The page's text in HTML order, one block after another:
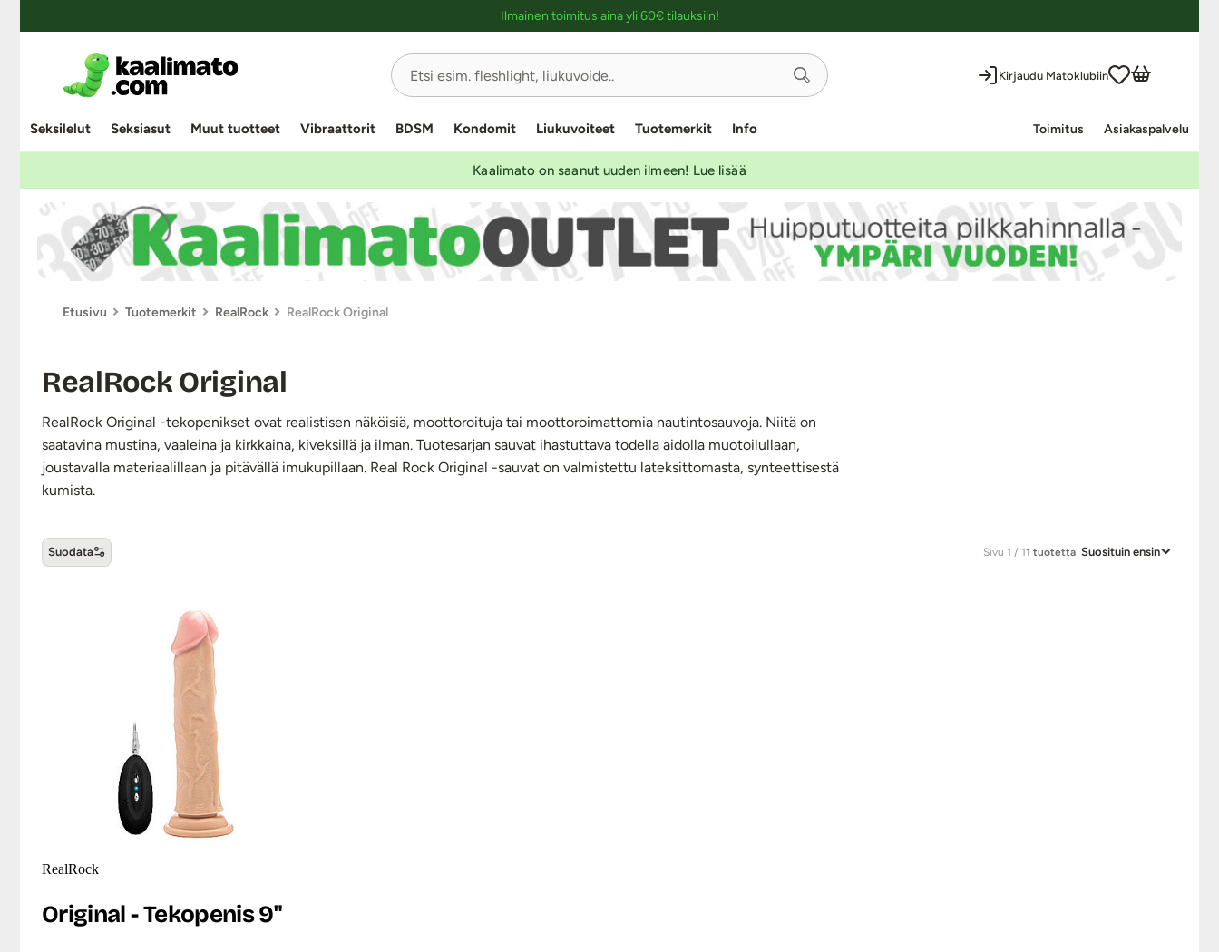
Ilmainen toimitus aina yli 60€ tilauksiin!
Kirjaudu Matoklubiin
Seksilelut Seksiasut Muut tuotteet Vibraattorit BDSM Kondomit Liukuvoiteet Tuotemerkit Info Toimitus Asiakaspalvelu
Kaalimato on saanut uuden ilmeen! Lue lisää
Etusivu Tuotemerkit RealRock RealRock Original
RealRock Original
RealRock Original -tekopenikset ovat realistisen näköisiä, moottoroituja tai moottoroimattomia nautintosauvoja. Niitä on
saatavina mustina, vaaleina ja kirkkaina, kiveksillä ja ilman. Tuotesarjan sauvat ihastuttava todella aidolla muotoilullaan,
joustavalla materiaalillaan ja pitävällä imukupillaan. Real Rock Original -sauvat on valmistettu lateksittomasta, synteettisestä
kumista.
Suodata Sivu 1 / 11 tuotetta Suosituin ensin
RealRock
Original - Tekopenis 9"